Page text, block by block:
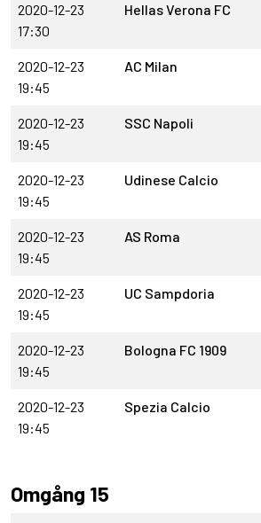
2020-12-23
17:30
Hellas Verona FC
2020-12-23
19:45
AC Milan
2020-12-23
19:45
SSC Napoli
2020-12-23
19:45
Udinese Calcio
2020-12-23
19:45
AS Roma
2020-12-23
19:45
UC Sampdoria
2020-12-23
19:45
Bologna FC 1909
2020-12-23
19:45
Spezia Calcio
Omgång 15